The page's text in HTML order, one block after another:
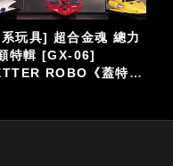
玩具] 超合金魂 總力
特輯 [GX-06]
ROBO《蓋特機